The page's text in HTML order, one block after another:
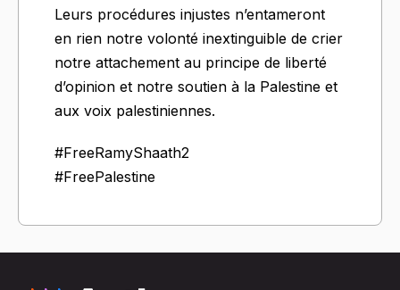
Leurs procédures injustes n’entameront
en rien notre volonté inextinguible de crier
notre attachement au principe de liberté
d’opinion et notre soutien à la Palestine et
aux voix palestiniennes.
#FreeRamyShaath2
#FreePalestine